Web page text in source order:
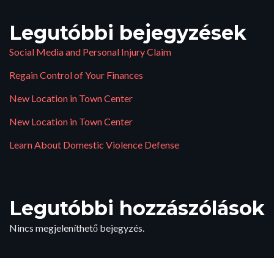
Legutóbbi bejegyzések
Social Media and Personal Injury Claim
Regain Control of Your Finances
New Location in Town Center
New Location in Town Center
Learn About Domestic Violence Defense
Legutóbbi hozzászólások
Nincs megjeleníthető bejegyzés.